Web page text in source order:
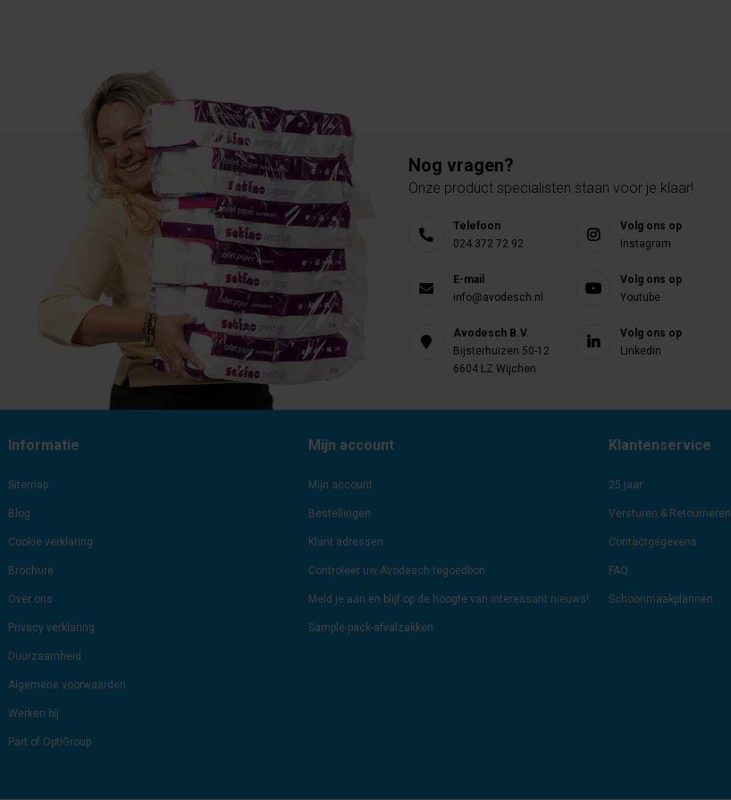
Nog vragen?
Onze product specialisten staan voor je klaar!
Telefoon
024 372 72 92
E-mail
info@avodesch.nl
Avodesch B.V.
Bijsterhuizen 50-12
6604 LZ Wijchen
Volg ons op
Instagram
Volg ons op
Youtube
Volg ons op
Linkedin
Informatie
Sitemap
Blog
Cookie verklaring
Brochure
Over ons
Privacy verklaring
Duurzaamheid
Algemene voorwaarden
Werken bij
Part of OptiGroup
Mijn account
Mijn account
Bestellingen
Klant adressen
Controleer uw Avodesch tegoedbon
Meld je aan en blijf op de hoogte van interessant nieuws!
Sample-pack-afvalzakken
Klantenservice
25 jaar
Versturen & Retourneren
Contactgegevens
FAQ
Schoonmaakplannen